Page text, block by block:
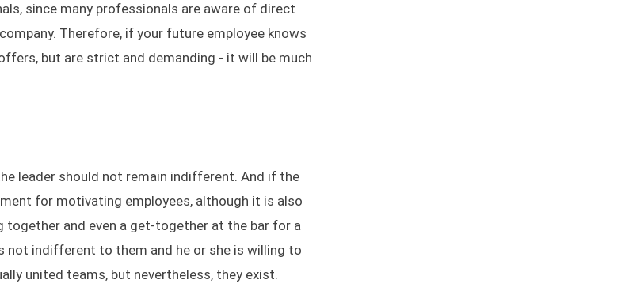
since many professionals are aware of direct
Therefore, if your future employee knows
but are strict and demanding - it will be much
leader should not remain indifferent. And if the
for motivating employees, although it is also
together and even a get-together at the bar for a
not indifferent to them and he or she is willing to
united teams, but nevertheless, they exist.